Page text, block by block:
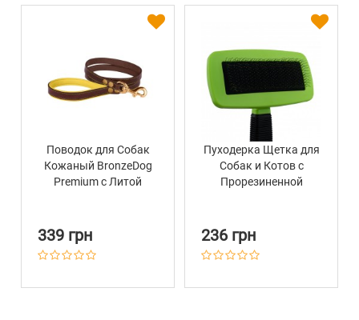
Поводок для Собак
Кожаный BronzeDog
Premium с Литой
339 грн
Пуходерка Щетка для
Собак и Котов с
Прорезиненной
236 грн